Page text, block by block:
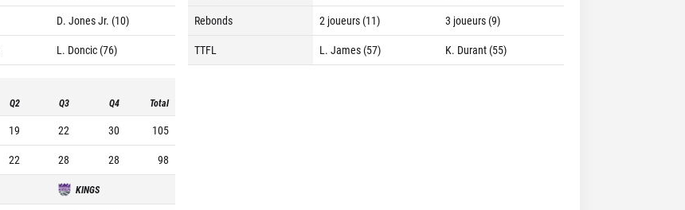
D. Jones Jr. (10)
L. Doncic (76)
Rebonds
2 joueurs (11)
3 joueurs (9)
TTFL
L. James (57) K. Durant (55)
Q2 Q3 Q4 Total
19 22 30
105
22 28 28 98
KINGS